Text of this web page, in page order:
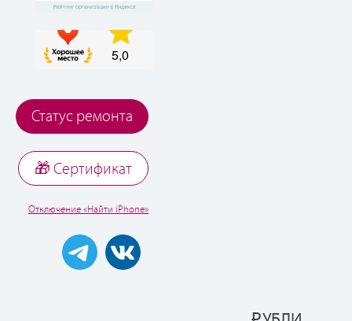
Статус ремонта
🎁 Cертификат
Отключение «Найти iPhone»